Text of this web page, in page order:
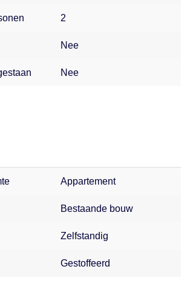
ontleend. Voor de meest actuele
verder!
2
Nee
Nee
Appartement
Bestaande bouw
Zelfstandig
Gestoffeerd